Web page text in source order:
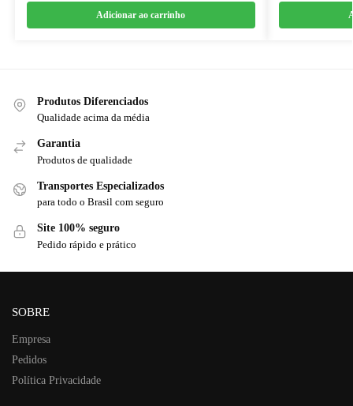
Adicionar ao carrinho
Produtos Diferenciados
Qualidade acima da média
Garantia
Produtos de qualidade
Transportes Especializados
para todo o Brasil com seguro
Site 100% seguro
Pedido rápido e prático
SOBRE
Empresa
Pedidos
Política Privacidade